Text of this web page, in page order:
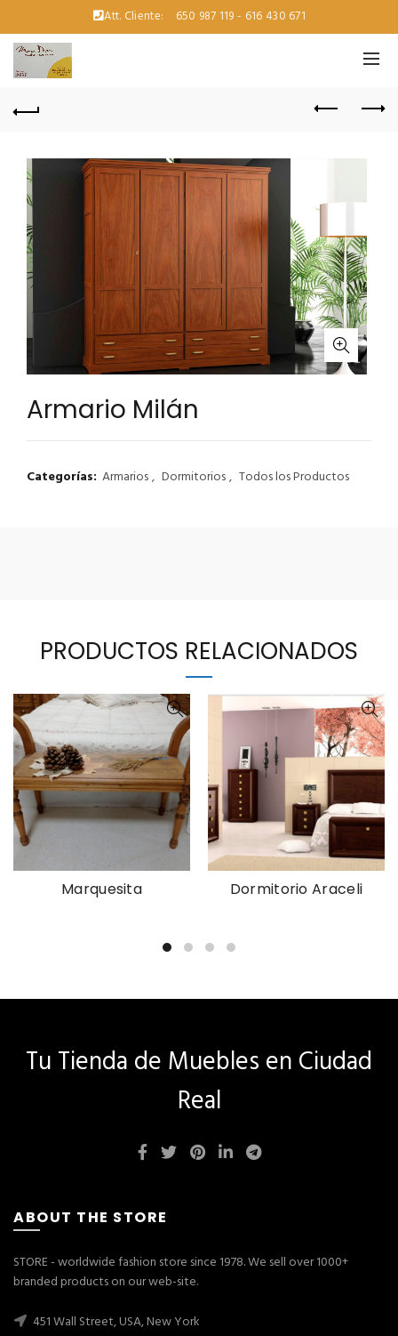
Att. Cliente: 650 987 119 - 616 430 671
Armario Milán
Categorías: Armarios, Dormitorios, Todos los Productos
PRODUCTOS RELACIONADOS
Marquesita Dormitorio Araceli
Tu Tienda de Muebles en Ciudad
Real
ABOUT THE STORE
STORE - worldwide fashion store since 1978. We sell over 1000+
branded products on our web-site.
451 Wall Street, USA, New York